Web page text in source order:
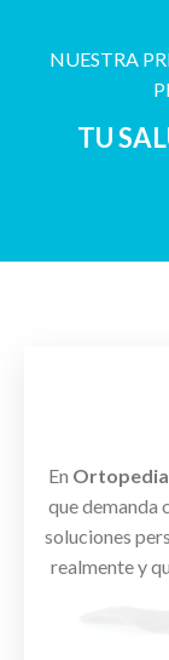
NUESTRA
TU
En
que demanda
soluciones
realmente y